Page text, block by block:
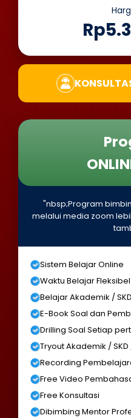
"nbsp;Program
melalui media zoom
Sistem Belajar Online
Waktu Belajar Fleksibel
Belajar Akademik /
E-Book Soal dan
Drilling Soal Setiap
Tryout Akademik /
Recording
Free Video
Free Konsultasi
Dibimbing Mentor